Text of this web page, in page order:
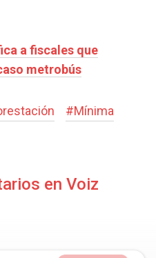
a fiscales que
metrobús
#Mínima
en Voiz